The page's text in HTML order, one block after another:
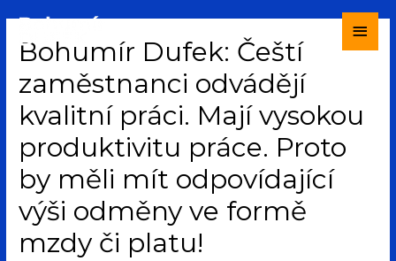
Bohumír Dufek: Čeští
zaměstnanci odvádějí
kvalitní práci. Mají vysokou
produktivitu práce. Proto
by měli mít odpovídající
výši odměny ve formě
mzdy či platu!